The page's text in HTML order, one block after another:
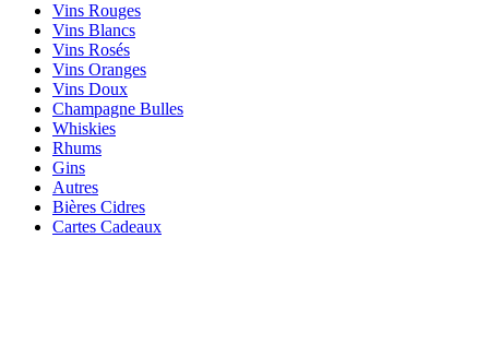
Vins Rouges
Vins Blancs
Vins Rosés
Vins Oranges
Vins Doux
Champagne Bulles
Whiskies
Rhums
Gins
Autres
Bières Cidres
Cartes Cadeaux